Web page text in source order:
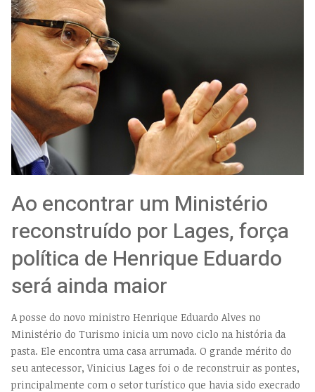
Ao encontrar um Ministério
reconstruído por Lages, força
política de Henrique Eduardo
será ainda maior
A posse do novo ministro Henrique Eduardo Alves no
Ministério do Turismo inicia um novo ciclo na história da
pasta. Ele encontra uma casa arrumada. O grande mérito do
seu antecessor, Vinicius Lages foi o de reconstruir as pontes,
principalmente com o setor turístico que havia sido execrado